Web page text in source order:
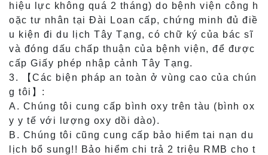
hiệu lực không quá 2 tháng) do bệnh viện công h
oặc tư nhân tại Đài Loan cấp, chứng minh đủ điề
u kiện đi du lịch Tây Tạng, có chữ ký của bác sĩ
và đóng dấu chấp thuận của bệnh viện, để được
cấp Giấy phép nhập cảnh Tây Tạng.
3. 【Các biện pháp an toàn ở vùng cao của chún
g tôi】:
A. Chúng tôi cung cấp bình oxy trên tàu (bình ox
y y tế với lượng oxy dồi dào).
B. Chúng tôi cũng cung cấp bảo hiểm tai nạn du
lịch bổ sung!! Bảo hiểm chi trả 2 triệu RMB cho t